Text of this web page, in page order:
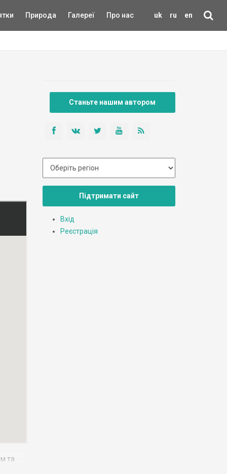
uk ru en
Природа Галереї Про нас
та
Станьте нашим автором
Підтримати сайт
Вхід
Реєстрація